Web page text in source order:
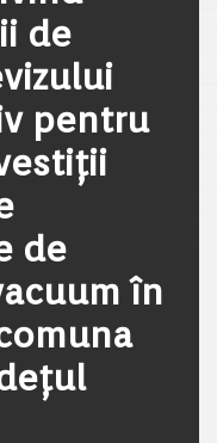
de
pentru
de
în